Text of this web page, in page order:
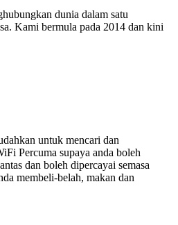
dunia dalam satu
Kami bermula pada 2014 dan kini
untuk mencari dan
Percuma supaya anda boleh
dan boleh dipercayai semasa
membeli-belah, makan dan